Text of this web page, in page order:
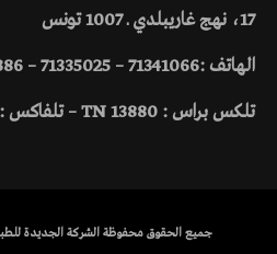
17، نهج غاريبلدي ـ 1007 تونس
الهاتف :71341066 – 71335025 – 71336386
تلكس براس : 13880 TN – تلفاكس :71336584
جميع الحقوق محفوظة الشركة الجديدة